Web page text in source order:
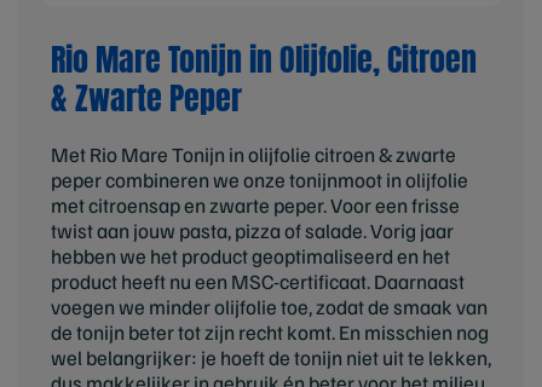
Rio Mare Tonijn in Olijfolie, Citroen
& Zwarte Peper
Met Rio Mare Tonijn in olijfolie citroen & zwarte
peper combineren we onze tonijnmoot in olijfolie
met citroensap en zwarte peper. Voor een frisse
twist aan jouw pasta, pizza of salade. Vorig jaar
hebben we het product geoptimaliseerd en het
product heeft nu een MSC-certificaat. Daarnaast
voegen we minder olijfolie toe, zodat de smaak van
de tonijn beter tot zijn recht komt. En misschien nog
wel belangrijker: je hoeft de tonijn niet uit te lekken,